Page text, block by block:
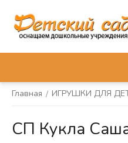
Главная / ИГРУШКИ ДЛЯ
СП Кукла